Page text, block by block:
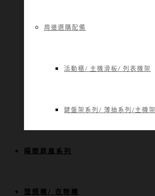
周邊選購配備
活動櫃/ 主機滑板/ 列表機架
鍵盤架系列/ 薄抽系列/主機架
隔間屏風系列
理想櫃/ 衣物櫃